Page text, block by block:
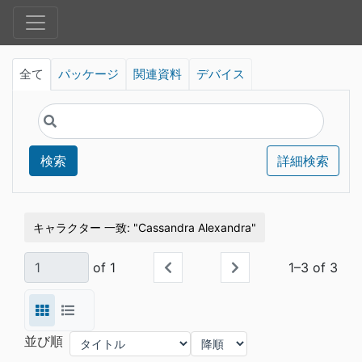
全て パッケージ 関連資料 デバイス
検索 詳細検索
キャラクター 一致 Cassandra Alexandra
of 1 1–3 of 3
並び順